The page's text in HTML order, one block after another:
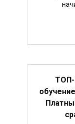
ТОП-